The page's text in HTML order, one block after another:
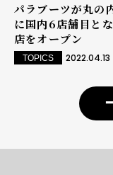
パラブーツが丸の
に国内6店舗目と
店をオープン
TOPICS 2022.04.13